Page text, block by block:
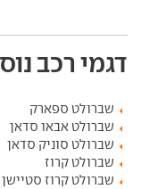
דגמי רכב
שברולט ספארק
שברולט אבאו סדאן
שברולט סוניק סדאן
שברולט קרוז
שברולט קרוז סטיישן